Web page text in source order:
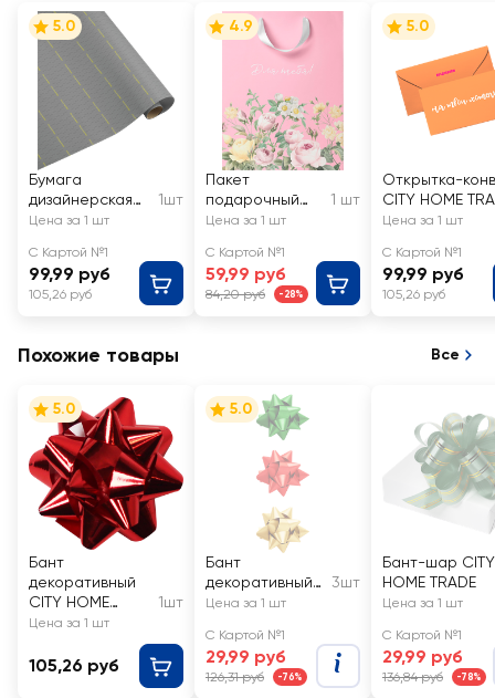
5.0
Бумага
дизайнерская
CITY HOME
Men 70х100см,
80г
1шт
Цена за 1 шт
С Картой №1
99,99 руб
105,26 руб
4.9
Пакет
подарочный
CITY HOME
22,7х18х10см,
Арт. M
1 шт
Цена за 1 шт
С Картой №1
59,99 руб
84,20 руб -28%
5.0
Открытка-
CITY HOME
д/денег c
Цена за 1 шт
С Картой №1
99,99 руб
105,26 руб
Похожие товары Все
5.0
Бант
декоративный
CITY HOME
TRADE 8см
1шт
Цена за 1 шт
105,26 руб
5.0
Бант
декоративный
CITY HOME
3шт
Цена за 1 шт
С Картой №1
29,99 руб
126,31 руб -76%
Бант-шар CITY
HOME TRADE
Цена за 1 шт
С Картой №1
29,99 руб
136,84 руб -78%